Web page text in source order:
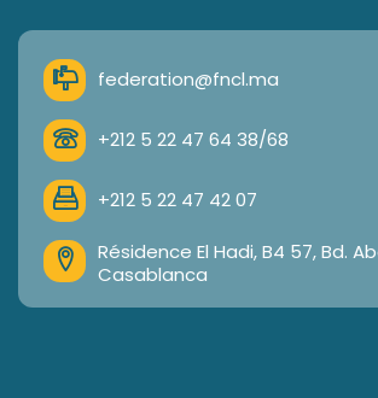
federation@fncl.ma
+212 5 22 47 64 38/68
+212 5 22 47 42 07
Résidence El Hadi, B4 57, Bd.
Casablanca